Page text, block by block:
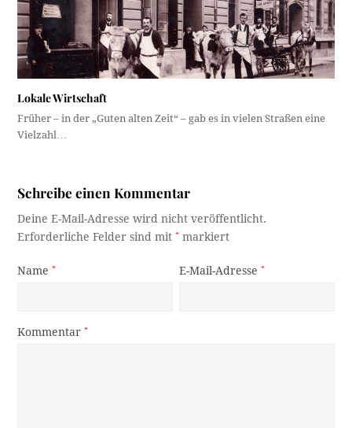
Lokale Wirtschaft
Früher – in der „Guten alten Zeit“ – gab es in vielen Straßen eine
Vielzahl…
Schreibe einen Kommentar
Deine E-Mail-Adresse wird nicht veröffentlicht.
Erforderliche Felder sind mit* markiert
Name* E-Mail-Adresse*
Kommentar*